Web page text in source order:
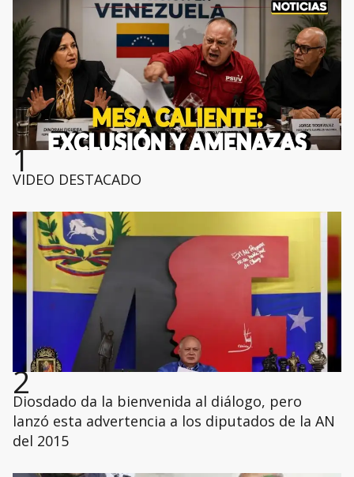
1
VIDEO DESTACADO
2
Diosdado da la bienvenida al diálogo, pero
lanzó esta advertencia a los diputados de la AN
del 2015